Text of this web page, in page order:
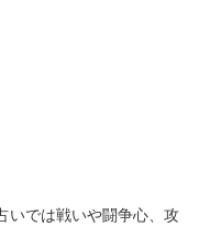
いでは戦いや闘争心、攻